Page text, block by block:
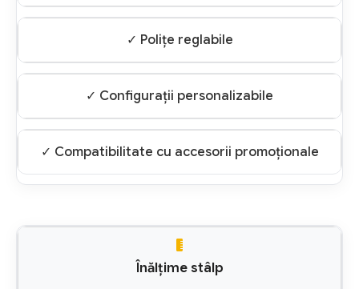
✓ Polițe reglabile
✓ Configurații personalizabile
✓ Compatibilitate cu accesorii promoționale
Înălțime stâlp